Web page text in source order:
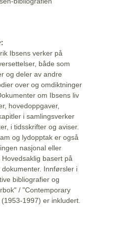
Ibsens verker på
både som
og deler av andre
over og omdiktninger
om Ibsens liv
hovedoppgaver,
i samlingsverker
i tidsskrifter og aviser.
og lydopptak er også
nasjonal eller
basert på
Innførsler i
bibliografier og
/ "Contemporary
1997) er inkludert.